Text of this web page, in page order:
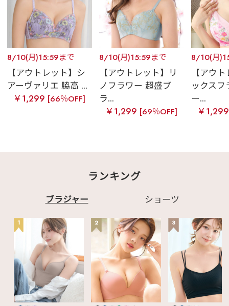
8/10(月)15:59まで
【アウトレット】シ
アーヴァリエ 脇高 ...
￥1,299 [66％OFF]
8/10(月)15:59まで
【アウトレット】リ
ノフラワー 超盛ブ
ラ...
￥1,299 [69％OFF]
8/10(月
【アウ
ックス
ー...
￥
ランキング
ブラジャー ショーツ
1 2 3